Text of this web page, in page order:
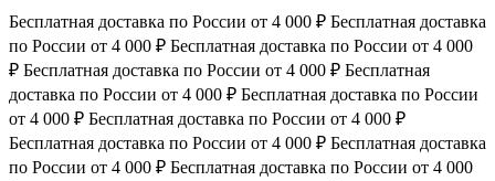
Бесплатная доставка по России от 4 000 ₽ Бесплатная доставка
по России от 4 000 ₽ Бесплатная доставка по России от 4 000
₽ Бесплатная доставка по России от 4 000 ₽ Бесплатная
доставка по России от 4 000 ₽ Бесплатная доставка по России
от 4 000 ₽ Бесплатная доставка по России от 4 000 ₽
Бесплатная доставка по России от 4 000 ₽ Бесплатная доставка
по России от 4 000 ₽ Бесплатная доставка по России от 4 000